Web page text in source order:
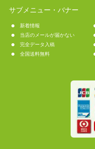
サブメニュー・バナー
新着情報
当店のメールが届かない
完全データ入稿
全国送料無料